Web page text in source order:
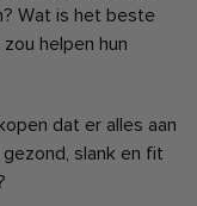
Wat is het beste
helpen hun
dat er alles aan
slank en fit